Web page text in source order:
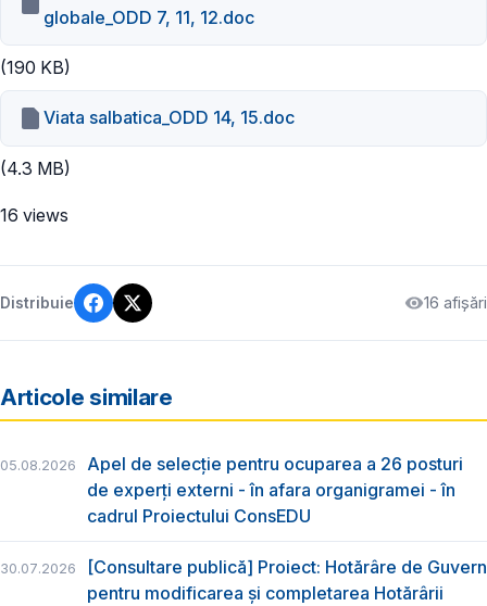
globale_ODD 7, 11, 12.doc
(190 KB)
Viata salbatica_ODD 14, 15.doc
(4.3 MB)
16 views
Distribuie 16 afișări
Articole similare
05.08.2026
Apel de selecție pentru ocuparea a 26 posturi
de experți externi - în afara organigramei - în
cadrul Proiectului ConsEDU
30.07.2026
[Consultare publică] Proiect: Hotărâre de Guvern
pentru modificarea și completarea Hotărârii